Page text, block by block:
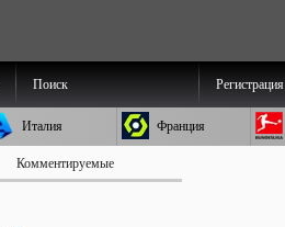
Поиск Регистрация
Италия Франция
Комментируемые